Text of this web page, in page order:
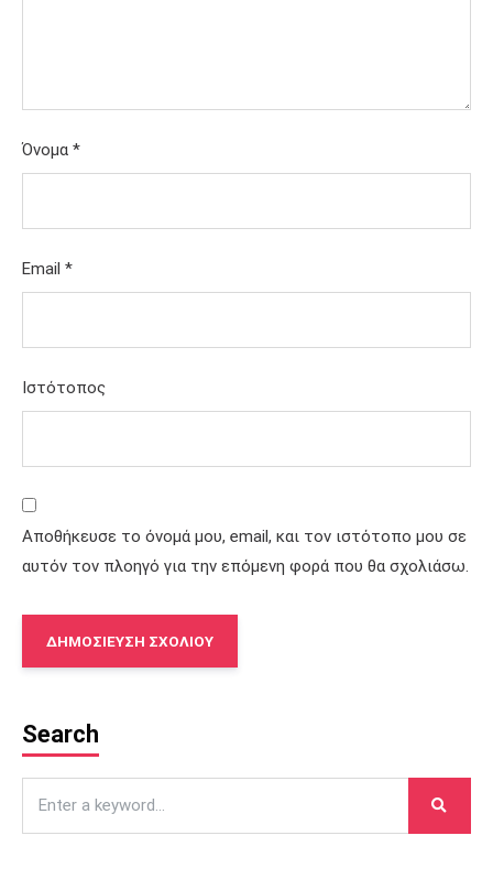
Όνομα *
Email *
Ιστότοπος
Αποθήκευσε το όνομά μου, email, και τον ιστότοπο μου σε
αυτόν τον πλοηγό για την επόμενη φορά που θα σχολιάσω.
Search